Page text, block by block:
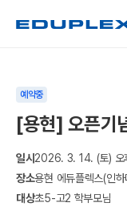
예약중
[용현] 오픈기
일시2026. 3. 14. (토)
장소용현 에듀플렉스(인
대상초5-고2 학부모님